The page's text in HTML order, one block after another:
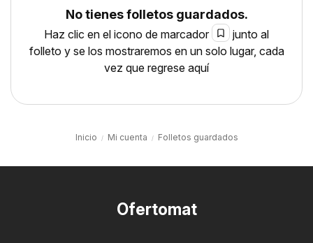
No tienes folletos guardados.
Haz clic en el icono de marcador
junto al
folleto y se los mostraremos en un solo lugar, cada
vez que regrese aquí
Inicio Mi cuenta Folletos guardados
Ofertomat